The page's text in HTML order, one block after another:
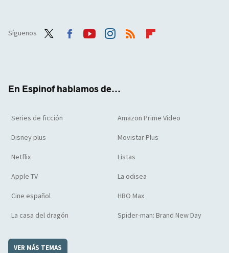
Síguenos
En Espinof hablamos de...
Series de ficción Amazon Prime Video
Disney plus Movistar Plus
Netflix Listas
Apple TV La odisea
Cine español HBO Max
La casa del dragón Spider-man: Brand New Day
VER MÁS TEMAS